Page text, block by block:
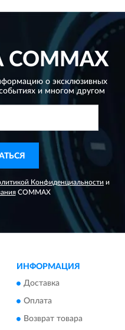
COMMAX
о эксклюзивных
и многом другом
Конфиденциальности и
COMMAX
ИНФОРМАЦИЯ
Доставка
Оплата
Возврат товара